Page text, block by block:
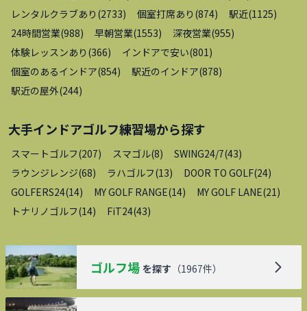
レンタルクラブあり (2733) 個室打席あり (874) 駅近(1125)
24時間営業(988) 早朝営業(1553) 深夜営業(955)
体験レッスンあり (366) インドアで安い(801 )
個室のあるインドア(854) 駅近のインドア(878)
駅近の屋外(244)
大手インドアゴルフ練習場から探す
スマートゴルフ(207) スマゴル(8) SWING24/7(43)
ラウンジレンジ(68) ラハゴルフ(13) DOOR TO GOLF(24)
GOLFERS24(14) MY GOLF RANGE(14) MY GOLF LANE(21 )
トナリノゴルフ(14) FiT24(43)
ゴルフ場 を探す （1967件）